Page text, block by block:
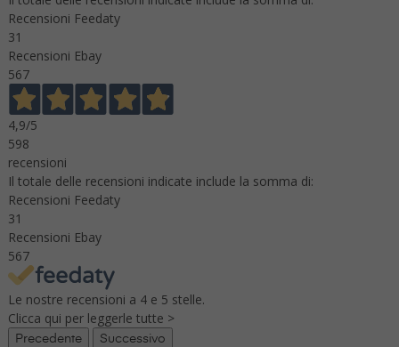
Recensioni Feedaty
31
Recensioni Ebay
567
4,9/5
598
recensioni
Il totale delle recensioni indicate include la somma di:
Recensioni Feedaty
31
Recensioni Ebay
567
Le nostre recensioni a 4 e 5 stelle.
Clicca qui per leggerle tutte >
Precedente Successivo